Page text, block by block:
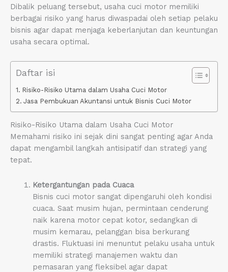
Dibalik peluang tersebut, usaha cuci motor memiliki
berbagai risiko yang harus diwaspadai oleh setiap pelaku
bisnis agar dapat menjaga keberlanjutan dan keuntungan
usaha secara optimal.
Daftar isi
Risiko-Risiko Utama dalam Usaha Cuci Motor
Jasa Pembukuan Akuntansi untuk Bisnis Cuci Motor
Risiko-Risiko Utama dalam Usaha Cuci Motor
Memahami risiko ini sejak dini sangat penting agar Anda
dapat mengambil langkah antisipatif dan strategi yang
tepat.
Ketergantungan pada Cuaca
Bisnis cuci motor sangat dipengaruhi oleh kondisi
cuaca. Saat musim hujan, permintaan cenderung
naik karena motor cepat kotor, sedangkan di
musim kemarau, pelanggan bisa berkurang
drastis. Fluktuasi ini menuntut pelaku usaha untuk
memiliki strategi manajemen waktu dan
pemasaran yang fleksibel agar dapat